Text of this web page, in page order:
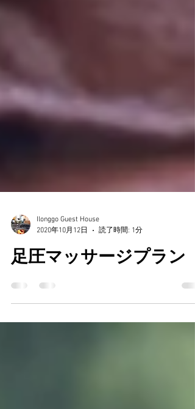
Ilonggo Guest House
2020年10月12日
読了時間: 1分
足圧マッサージプラン